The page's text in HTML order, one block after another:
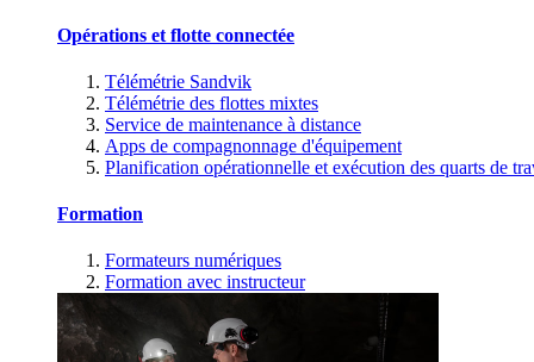
Opérations et flotte connectée
Télémétrie Sandvik
Télémétrie des flottes mixtes
Service de maintenance à distance
Apps de compagnonnage d'équipement
Planification opérationnelle et exécution des quarts de
Formation
Formateurs numériques
Formation avec instructeur